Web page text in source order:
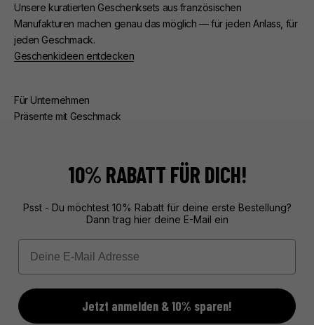
Unsere kuratierten Geschenksets aus französischen
Manufakturen machen genau das möglich — für jeden Anlass, für
jeden Geschmack.
Geschenkideen entdecken
Für Unternehmen
Präsente mit Geschmack
Exklusive Geschenke aus Frankreich, unvergesslich verpackt.
Mehr über unseren Service erfahren
10% RABATT FÜR DICH!
Psst - Du möchtest 10% Rabatt für deine erste Bestellung?
Dann trag hier deine E-Mail ein
Email
Jetzt anmelden & 10% sparen!